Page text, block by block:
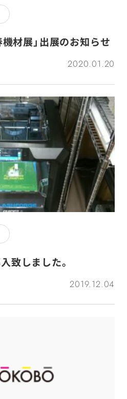
材展」出展のお知らせ
2020.01.20
致しました。
2019.12.04